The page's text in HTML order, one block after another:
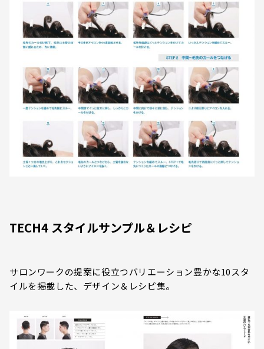
TECH4 スタイルサンプル＆レシピ
サロンワークの提案に役立つバリエーション豊かな10スタ
イルを掲載した、デザイン＆レシピ集。